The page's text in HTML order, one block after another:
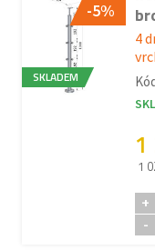
-5%
SKLADEM
4
1
1
+
-